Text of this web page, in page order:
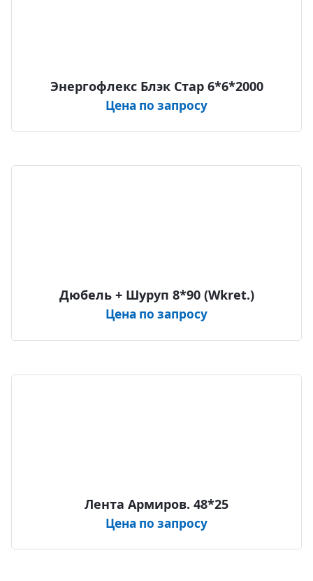
Энергофлекс Блэк Стар 6*6*2000
Цена по запросу
Дюбель + Шуруп 8*90 (Wkret.)
Цена по запросу
Лента Армиров. 48*25
Цена по запросу